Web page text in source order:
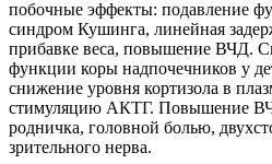
побочные эффекты: подавление
синдром Кушинга, линейная
прибавке веса, повышение ВЧД.
функции коры надпочечников у
снижение уровня кортизола в
стимуляцию АКТГ. Повышение
родничка, головной болью,
зрительного нерва.